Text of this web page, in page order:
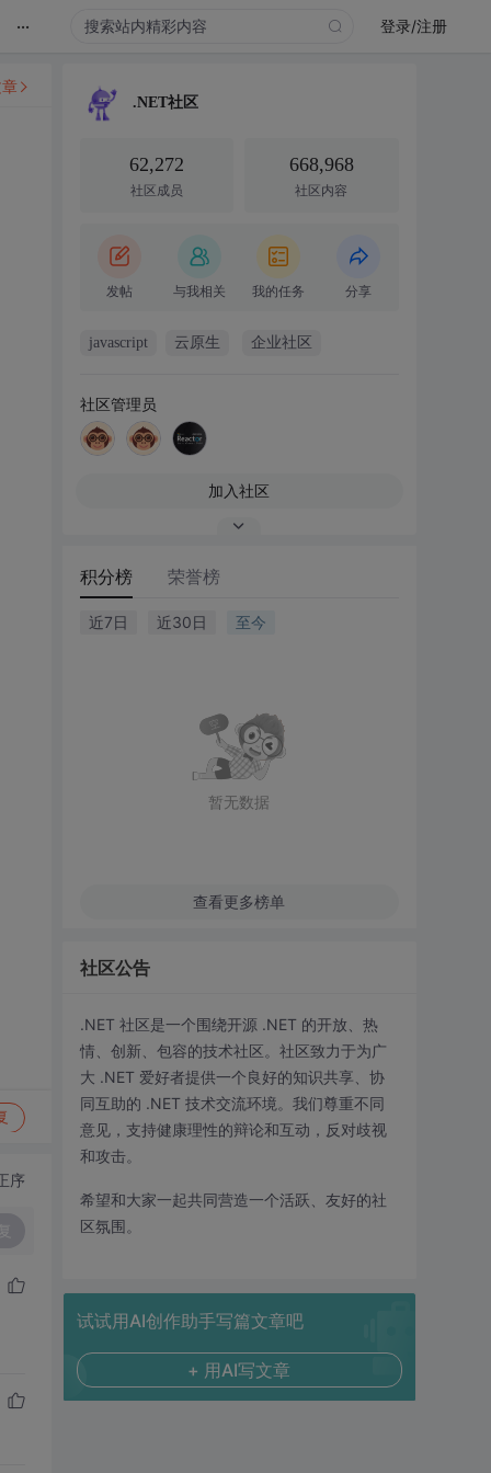
... 登录/注册
序
.NET社区
62,272
社区成员
668,968
社区内容
发帖 与我相关 我的任务 分享
javascript 云原生 企业社区
社区管理员
加入社区
积分榜 荣誉榜
近7日 近30日 至今
暂无数据
查看更多榜单
社区公告
.NET 社区是一个围绕开源 .NET 的开放、热
情、创新、包容的技术社区。社区致力于为广
大 .NET 爱好者提供一个良好的知识共享、协
同互助的 .NET 技术交流环境。我们尊重不同
意见，支持健康理性的辩论和互动，反对歧视
和攻击。
希望和大家一起共同营造一个活跃、友好的社
区氛围。
试试用AI创作助手写篇文章吧
+ 用AI写文章